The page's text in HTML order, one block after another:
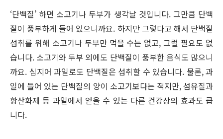
‘단백질’ 하면 소고기나 두부가 생각날 것입니다. 그만큼 단백
질이 풍부하게 들어 있으니까요. 하지만 그렇다고 해서 단백질
섭취를 위해 소고기나 두부만 먹을 수는 없고, 그럴 필요도 없
습니다. 소고기와 두부 외에도 단백질이 풍부한 음식도 많으니
까요. 심지어 과일로도 단백질은 섭취할 수 있습니다. 물론, 과
일에 들어 있는 단백질의 양이 소고기보다는 적지만, 섬유질과
항산화제 등 과일에서 얻을 수 있는 다른 건강상의 효과도 큽
니다.